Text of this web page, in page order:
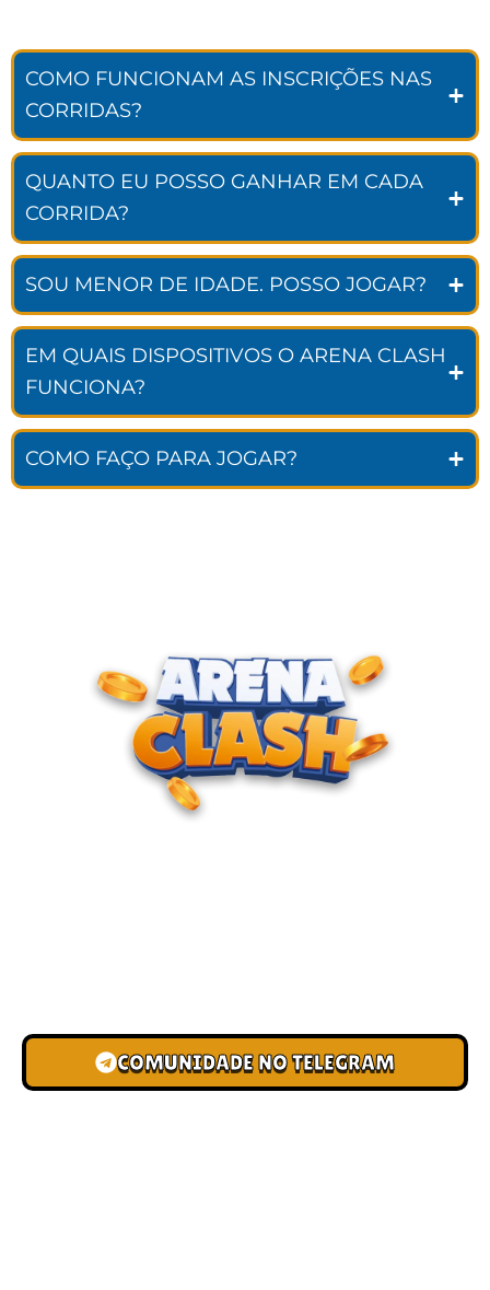
COMO FUNCIONAM AS INSCRIÇÕES NAS
CORRIDAS?
QUANTO EU POSSO GANHAR EM CADA
CORRIDA?
SOU MENOR DE IDADE. POSSO JOGAR?
EM QUAIS DISPOSITIVOS O ARENA CLASH
FUNCIONA?
COMO FAÇO PARA JOGAR?
COMUNIDADE NO TELEGRAM